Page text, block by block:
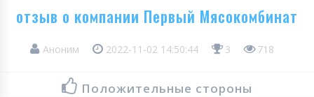
отзыв о компании Первый Мясокомбинат
Аноним 2022-11-02 14:50:44 3 718
Положительные стороны